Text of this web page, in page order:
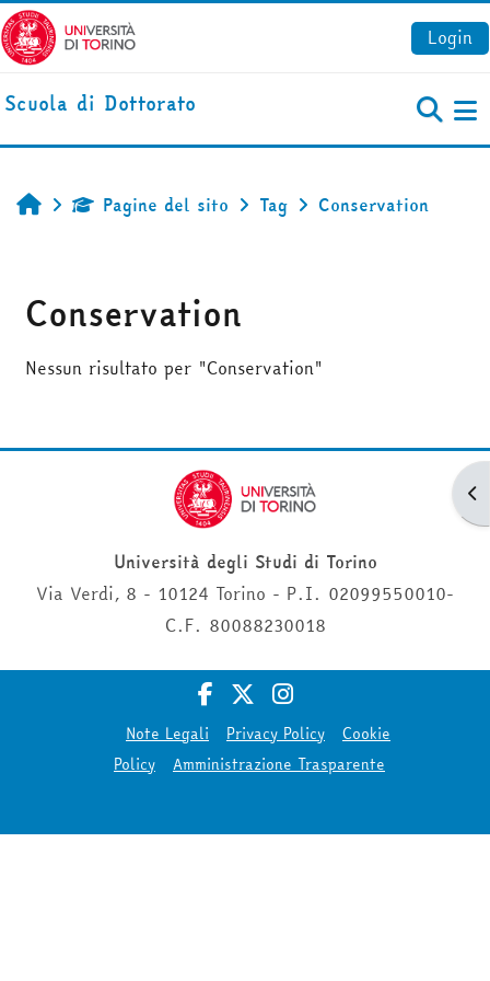
Vai al contenuto principale
Login
Scuola di Dottorato
HomePagine del sito Tag Conservation
Conservation
Nessun risultato per "Conservation"
Università degli Studi di Torino
Via Verdi, 8 - 10124 Torino - P.I. 02099550010-
C.F. 80088230018
Note Legali Privacy Policy
Cookie
Policy
Amministrazione Trasparente